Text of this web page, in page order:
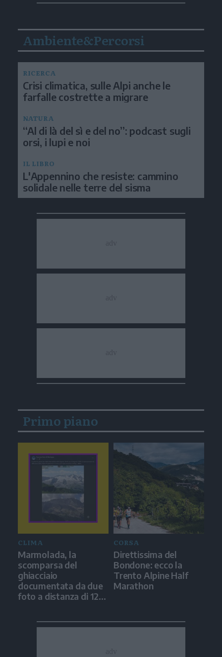
Ambiente&Percorsi
RICERCA
Crisi climatica, sulle Alpi anche le
farfalle costrette a migrare
NATURA
“Al di là del sì e del no”: podcast sugli
orsi, i lupi e noi
IL LIBRO
L'Appennino che resiste: cammino
solidale nelle terre del sisma
Primo piano
CLIMA
Marmolada, la
scomparsa del
ghiacciaio
documentata da due
foto a distanza di 12
CORSA
Direttissima del
Bondone: ecco la
Trento Alpine Half
Marathon